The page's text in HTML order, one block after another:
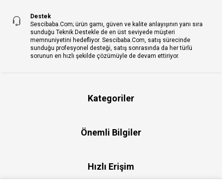
Destek
Sescibaba.Com; ürün gamı, güven ve kalite anlayışının yanı sıra
sunduğu Teknik Destekle de en üst seviyede müşteri
memnuniyetini hedefliyor. Sescibaba.Com, satış sürecinde
sunduğu profesyonel desteği, satış sonrasında da her türlü
sorunun en hızlı şekilde çözümüyle de devam ettiriyor.
Kategoriler
Önemli Bilgiler
Hızlı Erişim